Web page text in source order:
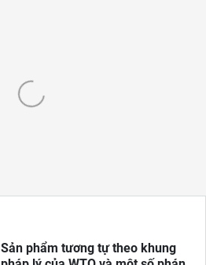
Sản phẩm tương tự theo khung